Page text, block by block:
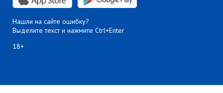
Нашли на сайте ошибку?
Выделите текст и нажмите Ctrl+Enter
18+